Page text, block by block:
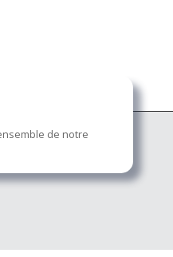
de notre